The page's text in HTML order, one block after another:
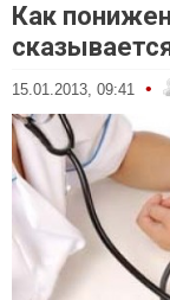
Как
15.01.2013, 09:41 •